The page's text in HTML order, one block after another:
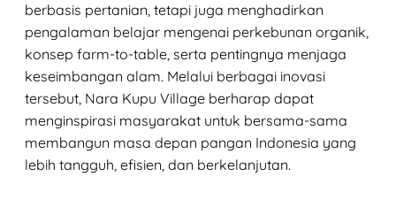
berbasis pertanian, tetapi juga menghadirkan
pengalaman belajar mengenai perkebunan organik,
konsep farm-to-table, serta pentingnya menjaga
keseimbangan alam. Melalui berbagai inovasi
tersebut, Nara Kupu Village berharap dapat
menginspirasi masyarakat untuk bersama-sama
membangun masa depan pangan Indonesia yang
lebih tangguh, efisien, dan berkelanjutan.